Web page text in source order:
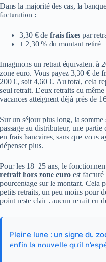
Dans la majorité des cas, la
facturation :
3,30 € de frais fixes par
+ 2,30 % du montant retiré
Imaginons un retrait équivalent à
zone euro. Vous payez 3,30 € de
200 €, soit 4,60 €. Au total, cela
seul retrait. Deux retraits du
vacances atteignent déjà près de
Sur un séjour plus long, la somme
passage au distributeur, une
en frais bancaires, sans que vous
dépenser plus.
Pour les 18–25 ans, le
retrait hors zone euro est facturé
pourcentage sur le montant. Cela
petits retraits, un peu moins pour
point reste clair : aucun retrait en
Pleine lune : un signe du
enfin la nouvelle qu’il